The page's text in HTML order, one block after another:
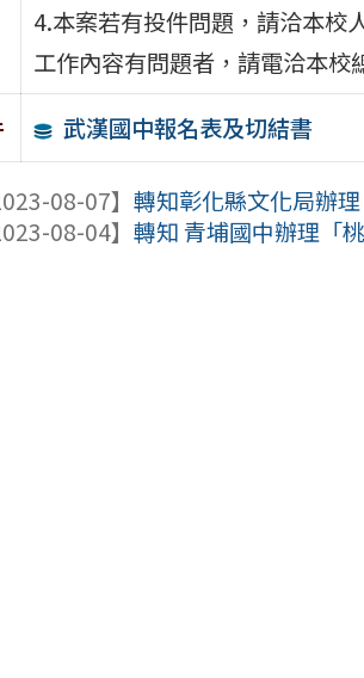
4.本案若有投件問題，請洽本校
工作內容有問題者，請電洽本
武漢國中報名表及切結書
08-07】轉知彰化縣文化局辦
08-04】轉知 青埔國中辦理「